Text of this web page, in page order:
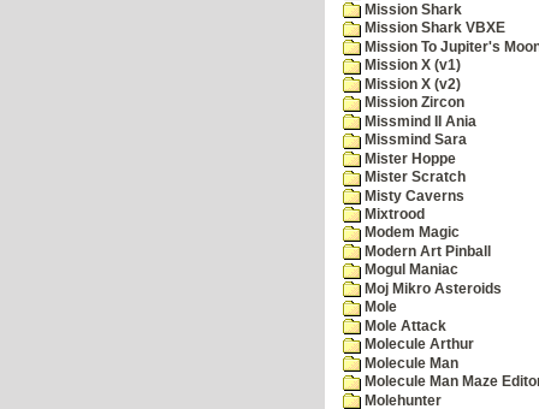
Mission Shark
Mission Shark VBXE
Mission To Jupiter's
Mission X (v1)
Mission X (v2)
Mission Zircon
Missmind II Ania
Missmind Sara
Mister Hoppe
Mister Scratch
Misty Caverns
Mixtrood
Modem Magic
Modern Art Pinball
Mogul Maniac
Moj Mikro Asteroids
Mole
Mole Attack
Molecule Arthur
Molecule Man
Molecule Man Maze
Molehunter